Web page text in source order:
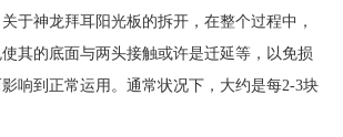
于神龙拜耳阳光板的拆开，在整个过程中，
其的底面与两头接触或许是迁延等，以免损
响到正常运用。通常状况下，大约是每2-3块